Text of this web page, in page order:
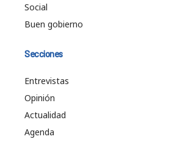
Social
Buen gobierno
Secciones
Entrevistas
Opinión
Actualidad
Agenda